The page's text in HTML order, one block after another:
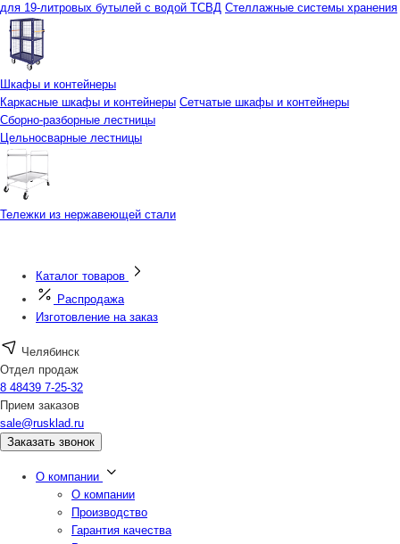
для 19-литровых бутылей с водой ТСВД Стеллажные системы хранения
Шкафы и контейнеры
Каркасные шкафы и контейнеры Сетчатые шкафы и контейнеры
Сборно-разборные лестницы
Цельносварные лестницы
Тележки из нержавеющей стали
Каталог товаров
Распродажа
Изготовление на заказ
Челябинск
Отдел продаж
8 48439 7-25-32
Прием заказов
sale@rusklad.ru
Заказать звонок
О компании
О компании
Производство
Гарантия качества